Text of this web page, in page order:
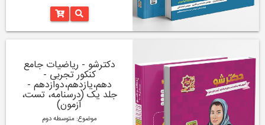
دکترشو - ریاضیات جامع
کنکور تجربی -
دهم،یازدهم،دوازدهم -
جلد یک (درسنامه، تست،
آزمون)
موضوع: متوسطه دوم